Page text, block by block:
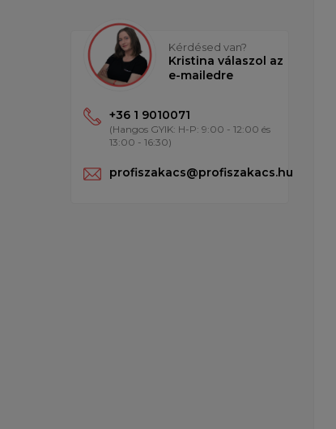
Kérdésed van?
Kristina válaszol az
e-mailedre
+36 1 9010071
(Hangos GYIK: H-P: 9:00 - 12:00 és
13:00 - 16:30)
profiszakacs@profiszakacs.hu